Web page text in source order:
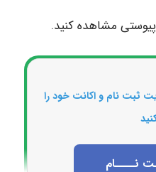
پیوستی مشاهده کنید.
ثبت نام و اکانت خود را
نــــام